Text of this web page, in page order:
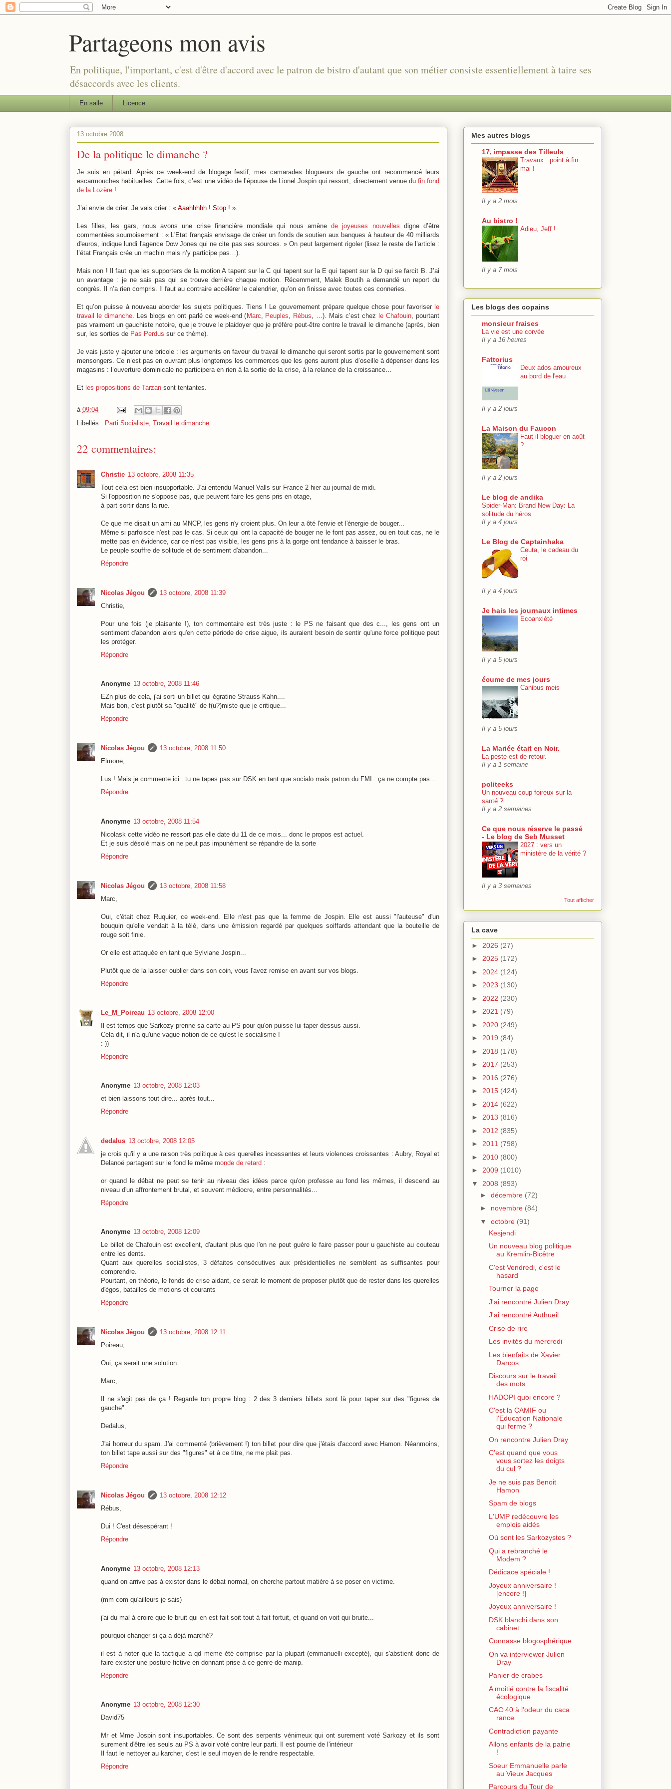
Partageons mon avis
En politique, l'important, c'est d'être d'accord avec le patron de bistro d'autant que son métier consiste essentiellement à taire ses
désaccords avec les clients.
En salle Licence
13 octobre 2008
De la politique le dimanche ?
Je suis en pétard. Après ce week-end de blogage festif, mes camarades blogueurs de gauche ont recommencé leurs
escarmouches habituelles. Cette fois, c’est une vidéo de l’épouse de Lionel Jospin qui ressort, directement venue du fin fond
de la Lozère !
J’ai envie de crier. Je vais crier : « Aaahhhhh ! Stop ! ».
Les filles, les gars, nous avons une crise financière mondiale qui nous amènede joyeuses nouvelles digne d’être
commentées sournoisement : « L'Etat français envisage de créer un fonds de soutien aux banques à hauteur de 40 milliards
d'euros, indique lundi l'agence Dow Jones qui ne cite pas ses sources. » On peut largement rigoler (lisez le reste de l’article :
l’état Français crée un machin mais n’y participe pas…).
Mais non ! Il faut que les supporters de la motion A tapent sur la C qui tapent sur la E qui tapent sur la D qui se farcit B. J’ai
un avantage : je ne sais pas qui se trouve derrière chaque motion. Récemment, Malek Boutih a demandé un report du
congrès. Il n’a rien compris. Il faut au contraire accélérer le calendrier, qu’on en finisse avec toutes ces conneries.
Et qu’on puisse à nouveau aborder les sujets politiques. Tiens ! Le gouvernement prépare quelque chose pour favoriser le
travail le dimanche. Les blogs en ont parlé ce week-end (Marc Peuples Rébus , …). Mais c’est chezle Chafouin , pourtant
pas vraiment un gauchiste notoire, que je trouve le plaidoyer que je préfère peut-être contre le travail le dimanche (après, bien
sur, les sorties de Pas Perdus sur ce thème).
Je vais juste y ajouter une bricole : les arguments en faveur du travail le dimanche qui seront sortis par le gouvernement sont
mensongers. Ce n’est pas en ouvrant plus longtemps les commerces que les gens auront plus d’oseille à dépenser dans les
magasins : l’ouverture dominicale ne participera en rien à la sortie de la crise, à la relance de la croissance…
Et les propositions de Tarzan sont tentantes.
à 09:04
Libellés : Parti Socialiste Travail le dimanche
22 commentaires:
Christie 13 octobre, 2008 11:35
Tout cela est bien insupportable. J'ai entendu Manuel Valls sur France 2 hier au journal de midi.
Si l'opposition ne s'oppose pas, que peuvent faire les gens pris en otage,
à part sortir dans la rue.
Ce que me disait un ami au MNCP, les gens n'y croient plus. On leur a ôté l'envie et l'énergie de bouger...
Même si parfoisce n'est pas le cas. Si ceux qui ont la capacité de bouger ne le font pas assez, ou en tout cas, ne le
mette pas en évidence, car ce n'est pas visible, les gens pris à la gorge ont tendance à baisser le bras.
Le peuple souffre de solitude et de sentiment d'abandon...
Répondre
Nicolas Jégou
13 octobre, 2008 11:39
Christie,
Pour une fois (je plaisante !), ton commentaire est très juste : le PS ne faisant que des c..., les gens ont un
sentiment d'abandon alors qu'en cette période de crise aigue, ils auraient besoin de sentir qu'une force politique peut
les protéger.
Répondre
Anonyme 13 octobre, 2008 11:46
EZn plus de cela, j'ai sorti un billet qui égratine Strauss Kahn....
Mais bon, c'est plutôt sa "qualité" de f(u?)miste que je critique...
Répondre
Nicolas Jégou
13 octobre, 2008 11:50
Elmone,
Lus ! Mais je commente ici : tu ne tapes pas sur DSK en tant que socialo mais patron du FMI : ça ne compte pas...
Répondre
Anonyme 13 octobre, 2008 11:54
Nicolask cette vidéo ne ressort pas elle date du 11 de ce mois... donc le propos est actuel.
Et je suis désolé mais on ne peut pas impunément se répandre de la sorte
Répondre
Nicolas Jégou
13 octobre, 2008 11:58
Marc,
Oui, c'était chez Ruquier, ce week-end. Elle n'est pas que la femme de Jospin. Elle est aussi "l'auteuse" d'un
bouquin qu'elle vendait à la télé, dans une émission regardé par quelques soiffards attendant que la bouteille de
rouge soit finie.
Or elle est attaquée en tant que Sylviane Jospin...
Plutôt que de la laisser oublier dans son coin, vous l'avez remise en avant sur vos blogs.
Répondre
Le_M_Poireau 13 octobre, 2008 12:00
Il est temps que Sarkozy prenne sa carte au PS pour qu'on puisse lui taper dessus aussi.
Cela dit, il n'a qu'une vague notion de ce qu'est le socialisme !
:-))
Répondre
Anonyme 13 octobre, 2008 12:03
et bien laissons tout dire... après tout...
Répondre
dedalus 13 octobre, 2008 12:05
je crois qu'il y a une raison très politique à ces querelles incessantes et leurs violences croissantes : Aubry, Royal et
Delanoë partagent sur le fond le même monde de retard :
or quand le débat ne peut se tenir au niveau des idées parce qu'on professe au fond les mêmes, il descend au
niveau d'un affrontement brutal, et souvent médiocre, entre personnalités...
Répondre
Anonyme 13 octobre, 2008 12:09
Le billet de Chafouin est excellent, d'autant plus que l'on ne peut guère le faire passer pour u gauchiste au couteau
entre les dents.
Quant aux querelles socialistes, 3 défaites consécutives aux présidentielles ne semblent as suffisantes pour
comprendre.
Pourtant, en théorie, le fonds de crise aidant, ce serait le moment de proposer plutôt que de rester dans les querelles
d'égos, batailles de motions et courants
Répondre
Nicolas Jégou
13 octobre, 2008 12:11
Poireau,
Oui, ça serait une solution.
Marc,
Il ne s'agit pas de ça ! Regarde ton propre blog : 2 des 3 derniers billets sont là pour taper sur des "figures de
gauche".
Dedalus,
J'ai horreur du spam. J'ai commenté (brièvement !) ton billet pour dire que j'étais d'accord avec Hamon. Néanmoins,
ton billet tape aussi sur des "figures" et à ce titre, ne me plait pas.
Répondre
Nicolas Jégou
13 octobre, 2008 12:12
Rébus,
Dui ! C'est désespérant !
Répondre
Anonyme 13 octobre, 2008 12:13
quand on arrive pas à exister dans le débat normal, on cherche partout matière à se poser en victime.
(mm com qu'ailleurs je sais)
j'ai du mal à croire que le bruit qui en est fait soit tout à fait fortuit, et quand on voit qui bruite...
pourquoi changer si ça a déjà marché?
il est à noter que la tactique a qd meme été comprise par la plupart (emmanuelli excepté), qui s'abstient donc de
faire exister une posture fictive en donnant prise à ce genre de manip.
Répondre
Anonyme 13 octobre, 2008 12:30
David75
Mr et Mme Jospin sont insuportables. Ce sont des serpents vénimeux qui ont surement voté Sarkozy et ils sont
surement d'être les seuls au PS à avoir voté contre leur parti. Il est pourrie de l'intérieur
Il faut le nettoyer au karcher, c'est le seul moyen de le rendre respectable.
Répondre
Mes autres blogs
17, impasse des Tilleuls
Travaux : point à fin
mai !
Il y a 2 mois
Au bistro !
Adieu, Jeff !
Il y a 7 mois
Les blogs des copains
monsieur fraises
La vie est une corvée
Il y a 16 heures
Fattorius
Deux ados amoureux
au bord de l'eau
Il y a 2 jours
La Maison du Faucon
Faut-il bloguer en août
?
Il y a 2 jours
Le blog de andika
Spider-Man: Brand New Day: La
solitude du héros
Il y a 4 jours
Le Blog de Captainhaka
Ceuta, le cadeau du
roi
Il y a 4 jours
Je hais les journaux intimes
Ecoanxiété
Il y a 5 jours
écume de mes jours
Canibus meis
Il y a 5 jours
La Mariée était en Noir.
La peste est de retour.
Il y a 1 semaine
politeeks
Un nouveau coup foireux sur la
santé ?
Il y a 2 semaines
Ce que nous réserve le passé
- Le blog de Seb Musset
2027 : vers un
ministère de la vérité ?
Il y a 3 semaines
Tout afficher
La cave
► 2026 (27)
► 2025 (172)
► 2024 (124)
► 2023 (130)
► 2022 (230)
► 2021 (79)
► 2020 (249)
► 2019 (84)
► 2018 (178)
► 2017 (253)
► 2016 (276)
► 2015 (424)
► 2014 (622)
► 2013 (816)
► 2012 (835)
► 2011 (798)
► 2010 (800)
► 2009 (1010)
▼ 2008 (893)
► décembre (72)
► novembre (84)
▼ octobre (91)
Kesjendi
Un nouveau blog politique
au Kremlin-Bicêtre
C'est Vendredi, c'est le
hasard
Tourner la page
J'ai rencontré Julien Dray
J'ai rencontré Authueil
Crise de rire
Les invités du mercredi
Les bienfaits de Xavier
Darcos
Discours sur le travail :
des mots
HADOPI quoi encore ?
C'est la CAMIF ou
l'Education Nationale
qui ferme ?
On rencontre Julien Dray
C'est quand que vous
vous sortez les doigts
du cul ?
Je ne suis pas Benoit
Hamon
Spam de blogs
L'UMP redécouvre les
emplois aidés
Où sont les Sarkozystes ?
Qui a rebranché le
Modem ?
Dédicace spéciale !
Joyeux anniversaire !
[encore !]
Joyeux anniversaire !
DSK blanchi dans son
cabinet
Connasse blogosphérique
On va interviewer Julien
Dray
Panier de crabes
A moitié contre la fiscalité
écologique
CAC 40 à l'odeur du caca
rance
Contradiction payante
Allons enfants de la patrie
!
Soeur Emmanuelle parle
au Vieux Jacques
Parcours du Tour de